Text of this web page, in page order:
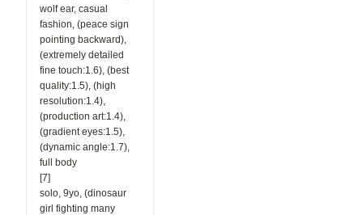
wolf ear, casual
fashion, (peace sign
pointing backward),
(extremely detailed
fine touch:1.6), (best
quality:1.5), (high
resolution:1.4),
(production art:1.4),
(gradient eyes:1.5),
(dynamic angle:1.7),
full body
[7]
solo, 9yo, (dinosaur
girl fighting many